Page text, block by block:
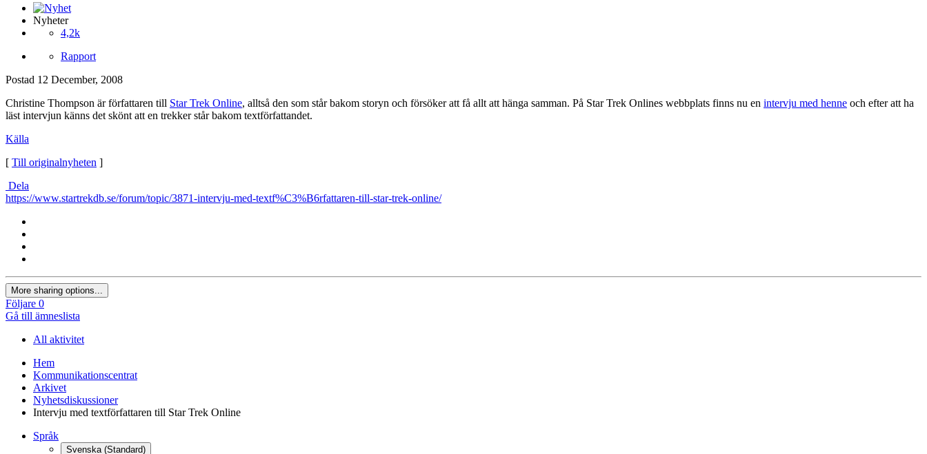
Nyheter
4,2k
Rapport
Postad 12 December, 2008
Christine Thompson är författaren till Star Trek Online, alltså den som står bakom storyn och försöker att få allt att hänga samman. På Star Trek Onlines webbplats finns nu en intervju med henne och efter att ha
läst intervjun känns det skönt att en trekker står bakom textförfattandet.
Källa
[ Till originalnyheten ]
Dela
https://www.startrekdb.se/forum/topic/3871-intervju-med-textf%C3%B6rfattaren-till-star-trek-online/
More sharing options...
Följare 0
Gå till ämneslista
All aktivitet
Hem
Kommunikationscentrat
Arkivet
Nyhetsdiskussioner
Intervju med textförfattaren till Star Trek Online
Språk
Svenska (Standard)